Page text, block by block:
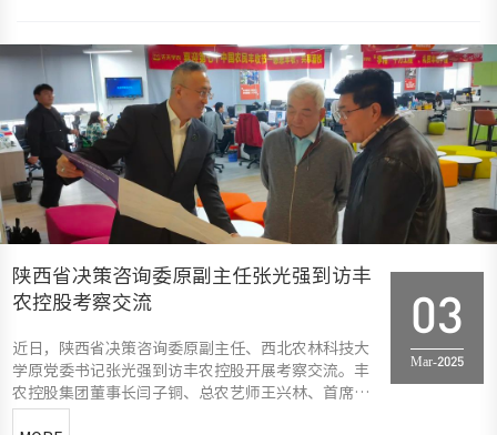
陕西省决策咨询委原副主任张光强到访丰
农控股考察交流
近日，陕西省决策咨询委原副主任、西北农林科技大
学原党委书记张光强到访丰农控股开展考察交流。丰
农控股集团董事长闫子铜、总农艺师王兴林、首席人
才官钱永华、创始合伙人范恒硕、周单及乡村振兴事
03
Mar-2025